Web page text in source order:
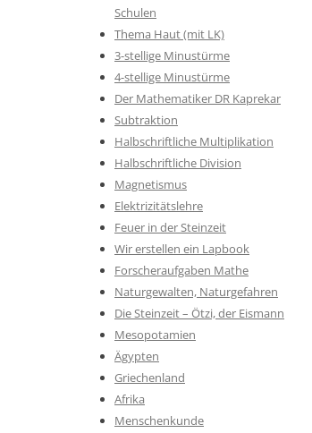
Schulen
Thema Haut (mit LK)
3-stellige Minustürme
4-stellige Minustürme
Der Mathematiker DR Kaprekar
Subtraktion
Halbschriftliche Multiplikation
Halbschriftliche Division
Magnetismus
Elektrizitätslehre
Feuer in der Steinzeit
Wir erstellen ein Lapbook
Forscheraufgaben Mathe
Naturgewalten, Naturgefahren
Die Steinzeit – Ötzi, der Eismann
Mesopotamien
Ägypten
Griechenland
Afrika
Menschenkunde